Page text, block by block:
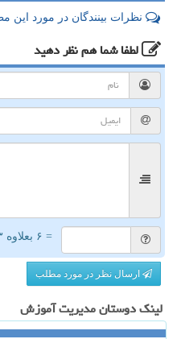
نظرات بینندگان در مورد این
لطفا شما همنظر دهید
= ۶ بعلاوه ۳
ارسال نظر در مورد مطلب
لینک دوستان مدیریت آموزش